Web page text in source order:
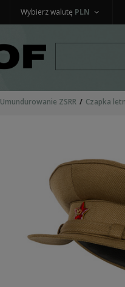
Wybierz walutę PLN
Umundurowanie ZSRR Czapka